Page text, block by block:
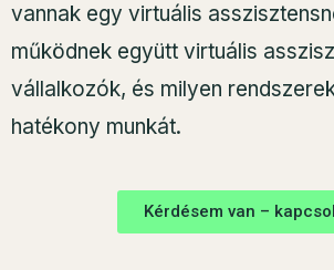
vannak egy virtuális
működnek együtt virtuális
vállalkozók, és milyen
hatékony munkát.
Kérdésem van –